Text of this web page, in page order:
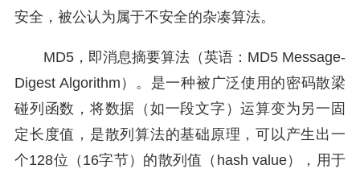
安全，被公认为属于不安全的杂凑算法。
MD5，即消息摘要算法（英语：MD5 Message-
Digest Algorithm）。是一种被广泛使用的密码散梁
碰列函数，将数据（如一段文字）运算变为另一固
定长度值，是散列算法的基础原理，可以产生出一
个128位（16字节）的散列值（hash value），用于